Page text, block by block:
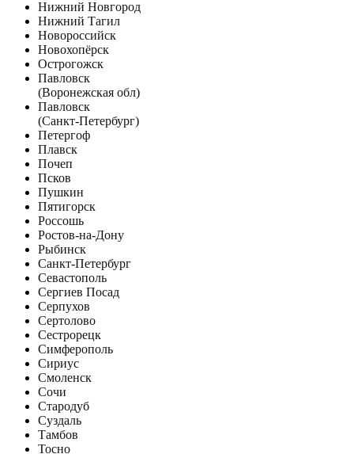
Нижний Новгород
Нижний Тагил
Новороссийск
Новохопёрск
Острогожск
Павловск
(Воронежская обл)
Павловск
(Санкт-Петербург)
Петергоф
Плавск
Почеп
Псков
Пушкин
Пятигорск
Россошь
Ростов-на-Дону
Рыбинск
Санкт-Петербург
Севастополь
Сергиев Посад
Серпухов
Сертолово
Сестрорецк
Симферополь
Сириус
Смоленск
Сочи
Стародуб
Суздаль
Тамбов
Тосно